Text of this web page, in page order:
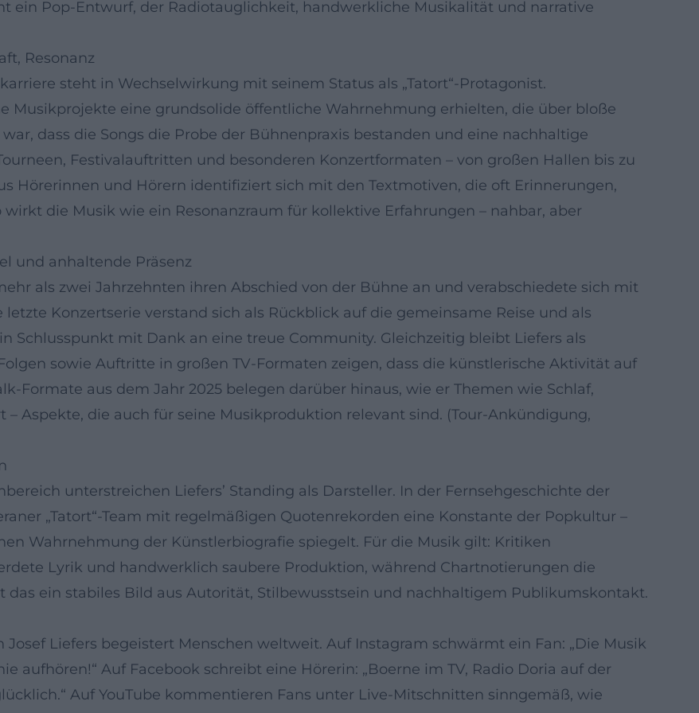
ein Pop-Entwurf, der Radiotauglichkeit, handwerkliche Musikalität und narrative
Resonanz
steht in Wechselwirkung mit seinem Status als „Tatort“-Protagonist.
Musikprojekte eine grundsolide öffentliche Wahrnehmung erhielten, die über bloße
dass die Songs die Probe der Bühnenpraxis bestanden und eine nachhaltige
Festivalauftritten und besonderen Konzertformaten – von großen Hallen bis zu
Hörerinnen und Hörern identifiziert sich mit den Textmotiven, die oft Erinnerungen,
die Musik wie ein Resonanzraum für kollektive Erfahrungen – nahbar, aber
und anhaltende Präsenz
als zwei Jahrzehnten ihren Abschied von der Bühne an und verabschiedete sich mit
letzte Konzertserie verstand sich als Rückblick auf die gemeinsame Reise und als
Schlusspunkt mit Dank an eine treue Community. Gleichzeitig bleibt Liefers als
sowie Auftritte in großen TV-Formaten zeigen, dass die künstlerische Aktivität auf
Formate aus dem Jahr 2025 belegen darüber hinaus, wie er Themen wie Schlaf,
Aspekte, die auch für seine Musikproduktion relevant sind. (Tour-Ankündigung,
unterstreichen Liefers’ Standing als Darsteller. In der Fernsehgeschichte der
„Tatort“-Team mit regelmäßigen Quotenrekorden eine Konstante der Popkultur –
Wahrnehmung der Künstlerbiografie spiegelt. Für die Musik gilt: Kritiken
Lyrik und handwerklich saubere Produktion, während Chartnotierungen die
ein stabiles Bild aus Autorität, Stilbewusstsein und nachhaltigem Publikumskontakt.
Liefers begeistert Menschen weltweit. Auf Instagram schwärmt ein Fan: „Die Musik
aufhören!“ Auf Facebook schreibt eine Hörerin: „Boerne im TV, Radio Doria auf der
Auf YouTube kommentieren Fans unter Live-Mitschnitten sinngemäß, wie